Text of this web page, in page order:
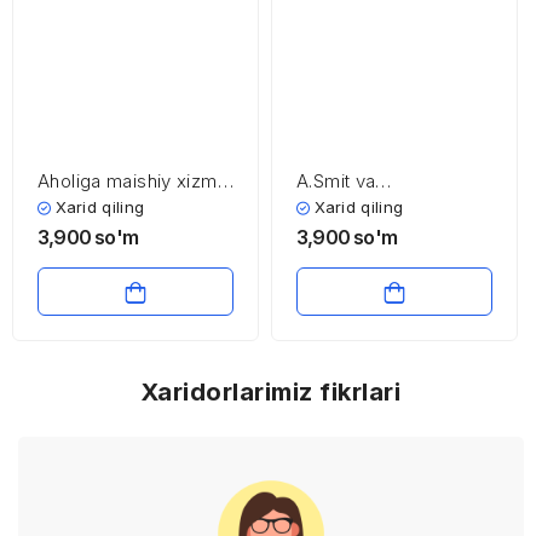
Aholiga maishiy xizmat
ko’rsatish sohasining
iqtisodiyoti va
Xarid qiling
3,900 so'm
A.Smit va
D.Rikardolarning
iqtisodiy ta’limotlari
Xarid qiling
3,900 so'm
Xaridorlarimiz fikrlari